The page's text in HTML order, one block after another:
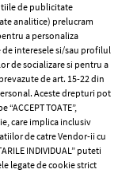
conditii
cookies
de publicitate
analitice) prelucram
a personaliza
interesele si/sau profilul
de socializare si pentru a
de art. 15-22 din
Aceste drepturi pot
“ACCEPT TOATE”,
care implica inclusiv
de catre Vendor-ii cu
INDIVIDUAL” puteti
legate de cookie strict